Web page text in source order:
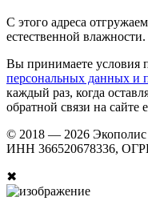
С этого адреса
естественной влажности.
Вы принимаете условия
персональных данных и
каждый раз, когда
обратной связи на сайте
© 2018 — 2026
ИНН 366520678336,
✖